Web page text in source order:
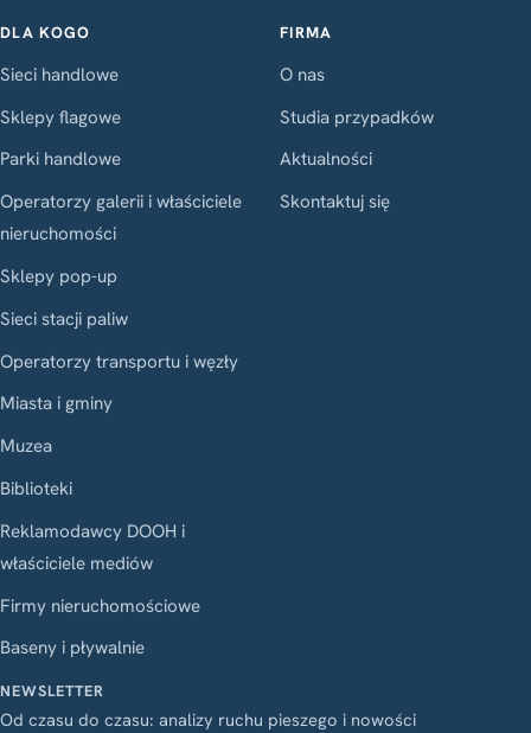
DLA KOGO
Sieci handlowe
Sklepy flagowe
Parki handlowe
Operatorzy galerii i właściciele
nieruchomości
Sklepy pop-up
Sieci stacji paliw
Operatorzy transportu i węzły
Miasta i gminy
Muzea
Biblioteki
Reklamodawcy DOOH i
właściciele mediów
Firmy nieruchomościowe
Baseny i pływalnie
FIRMA
O nas
Studia przypadków
Aktualności
Skontaktuj się
NEWSLETTER
Od czasu do czasu: analizy ruchu pieszego i nowości